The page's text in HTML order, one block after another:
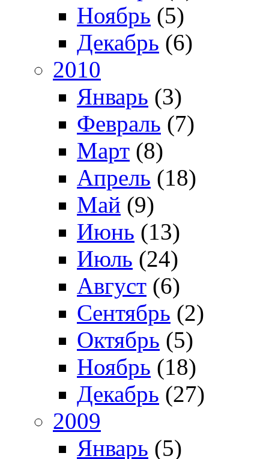
Ноябрь (5)
Декабрь (6)
2010
Январь (3)
Февраль (7)
Март (8)
Апрель (18)
Май (9)
Июнь (13)
Июль (24)
Август (6)
Сентябрь (2)
Октябрь (5)
Ноябрь (18)
Декабрь (27)
2009
Январь (5)